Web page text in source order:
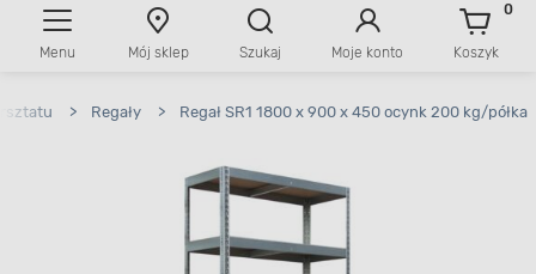
Menu Mój sklep Szukaj Moje konto Koszyk
0
> Regały > Regał SR1 1800 x 900 x 450 ocynk 200 kg/półka